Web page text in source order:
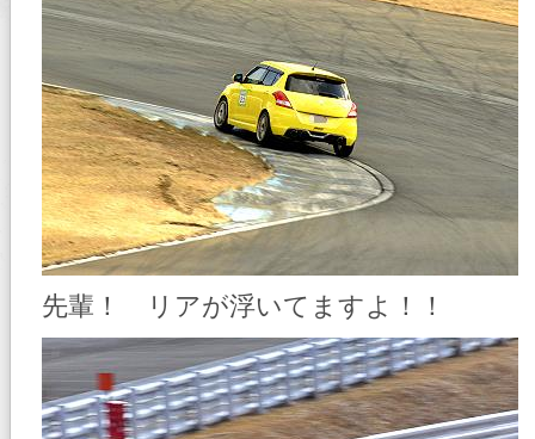
先輩！ リアが浮いてますよ！！